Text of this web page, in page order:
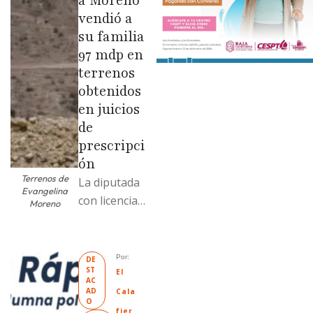
Terrenos de
Evangelina
Moreno
vendió a
su familia
97 mdp en
terrenos
obtenidos
en juicios
de
prescripci
ón
La diputada
con licencia
antecedente
s de
prescripción
positiva; uno
DE
ST
AC
AD
O
Por:
El
Cala
fier